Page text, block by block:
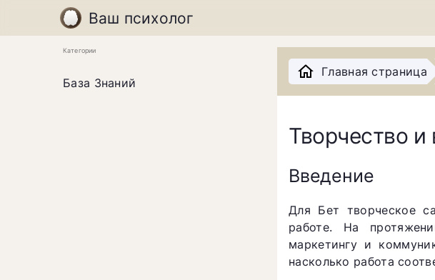
Ваш психолог
Категории
База Знаний
Главная страница
Творчество и
Введение
Для Бет творческое
работе. На
маркетингу и
насколько работа